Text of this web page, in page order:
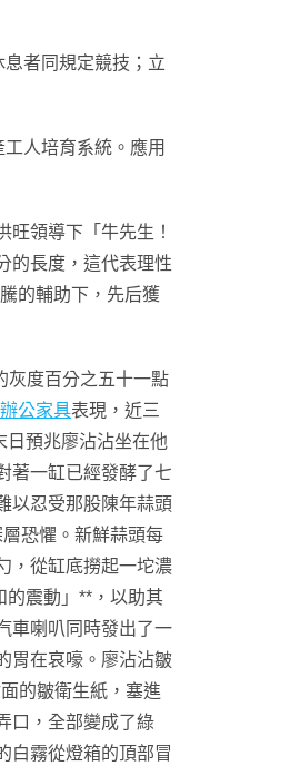
者同規定競技；立
人培育系統。應用
領導下「牛先生！
的長度，這代表理性
的輔助下，先后獲
灰度百分之五十一點
辦公家具表現，近三
日預兆廖沾沾坐在他
著一缸已經發酵了七
以忍受那股陳年蒜頭
恐懼。新鮮蒜頭每
，從缸底撈起一坨濃
的震動」**，以助其
車喇叭同時發出了一
胃在哀嚎。廖沾沾皺
的皺衛生紙，塞進
口，全部變成了綠
白霧從燈箱的頂部冒